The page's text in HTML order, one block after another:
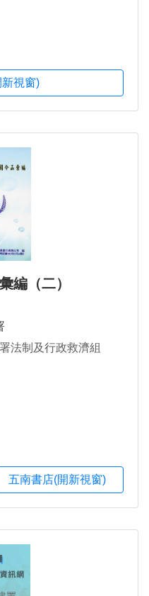
視窗)
編（二）
法制及行政救濟組
五南書店(開新視窗)